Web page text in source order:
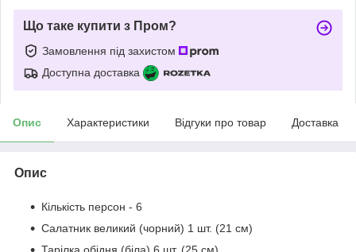
Що таке купити з Пром?
Замовлення під захистом
Доступна доставка
Опис Характеристики Відгуки про товар Доставка
Опис
Кількість персон - 6
Салатник великий (чорний) 1 шт. (21 см)
Тарілка обідня (біла) 6 шт. (25 см)